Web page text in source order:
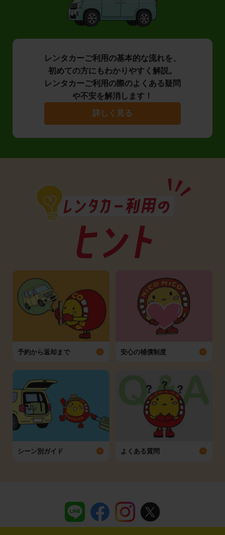
レンタカーご利用の基本的な流れを、
初めての方にもわかりやすく解説。
レンタカーご利用の際のよくある疑問
や不安を解消します！
詳しく見る
予約から返却まで 安心の補償制度
シーン別ガイド よくある質問